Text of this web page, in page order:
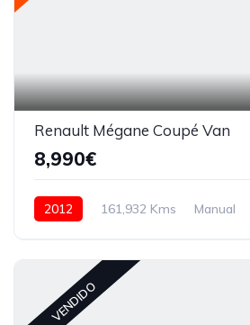
Renault Mégane Coupé Van
8,990€
2012 161,932 Kms Manual
VENDIDO